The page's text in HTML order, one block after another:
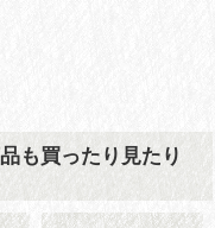
も買ったり見たり